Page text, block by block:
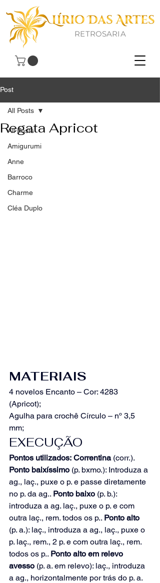
RETROSARIA
Post
All Posts
Amigurumi
Anne
Barroco
Charme
Cléa Duplo
All Posts
Regata Apricot
MATERIAIS
4 novelos Encanto – Cor: 4283
(Apricot);
Agulha para crochê Círculo – nº 3,5
mm;
EXECUÇÃO
Pontos utilizados: Correntina (corr.).
Ponto baixíssimo (p. bxmo.): Introduza a
ag., laç., puxe o p. e passe diretamente
no p. da ag.. Ponto baixo (p. b.):
introduza a ag. laç., puxe o p. e com
outra laç., rem. todos os p.. Ponto alto
(p. a.): laç., introduza a ag., laç., puxe o
p. laç., rem., 2 p. e com outra laç., rem.
todos os p.. Ponto alto em relevo
avesso (p. a. em relevo): laç., introduza
a ag., horizontalmente por trás do p. a.